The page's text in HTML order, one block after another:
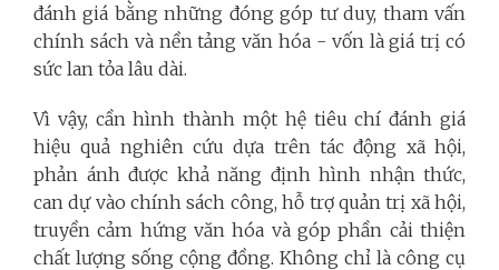
đánh giá bằng những đóng góp tư duy, tham vấn
chính sách và nền tảng văn hóa - vốn là giá trị có
sức lan tỏa lâu dài.
Vì vậy, cần hình thành một hệ tiêu chí đánh giá
hiệu quả nghiên cứu dựa trên tác động xã hội,
phản ánh được khả năng định hình nhận thức,
can dự vào chính sách công, hỗ trợ quản trị xã hội,
truyền cảm hứng văn hóa và góp phần cải thiện
chất lượng sống cộng đồng. Không chỉ là công cụ